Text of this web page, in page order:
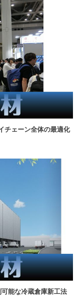
チェーン全体の最適化
可能な冷蔵倉庫新工法